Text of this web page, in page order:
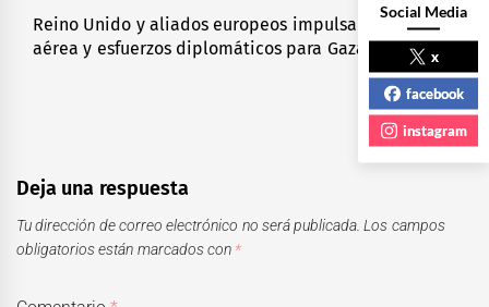
Next
post:
Reino Unido y aliados europeos impulsan ayuda
aérea y esfuerzos diplomáticos para Gaza
Deja una respuesta
Tu dirección de correo electrónico no será publicada. Los campos
obligatorios están marcados con *
Social Media
x
facebook
instagram